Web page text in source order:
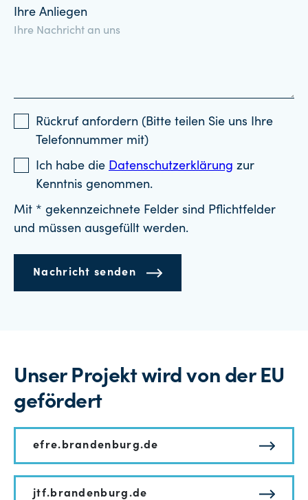
Ihre Anliegen
Rückruf anfordern (Bitte teilen Sie uns Ihre
Telefonnummer mit)
Ich habe die Datenschutzerklärung zur
Kenntnis genommen.
Mit * gekennzeichnete Felder sind Pflichtfelder
und müssen ausgefüllt werden.
Nachricht senden
Unser Projekt wird von der EU
gefördert
efre.brandenburg.de
jtf.brandenburg.de